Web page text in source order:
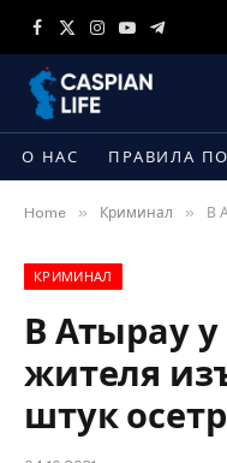
Facebook
X
Instagram
YouTubeTelegram
О НАС ПРАВИЛА
Home » Криминал » В
КРИМИНАЛ
В Атырау у
жителя
штук